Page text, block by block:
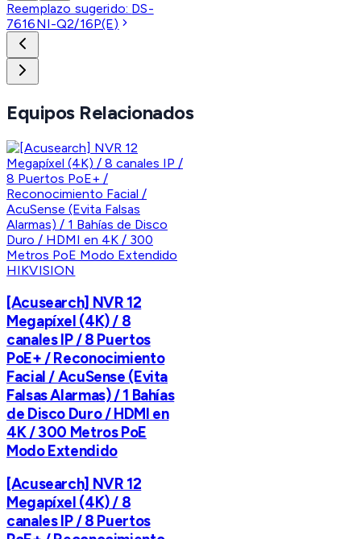
Reemplazo sugerido: DS-
7616NI-Q2/16P(E)
Equipos Relacionados
HIKVISION
[Acusearch] NVR 12
Megapíxel (4K) / 8
canales IP / 8 Puertos
PoE+ / Reconocimiento
Facial / AcuSense (Evita
Falsas Alarmas) / 1 Bahías
de Disco Duro / HDMI en
4K / 300 Metros PoE
Modo Extendido
[Acusearch] NVR 12
Megapíxel (4K) / 8
canales IP / 8 Puertos